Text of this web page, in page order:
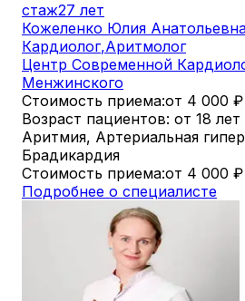
стаж27 лет
Кожеленко Юлия
Кардиолог,Аритмолог
Центр Современной
Менжинского
Стоимость приема:от 4 000 ₽
Возраст пациентов: от 18 лет
Аритмия, Артериальная
Брадикардия
Стоимость приема:от 4 000 ₽
Подробнее о специалисте